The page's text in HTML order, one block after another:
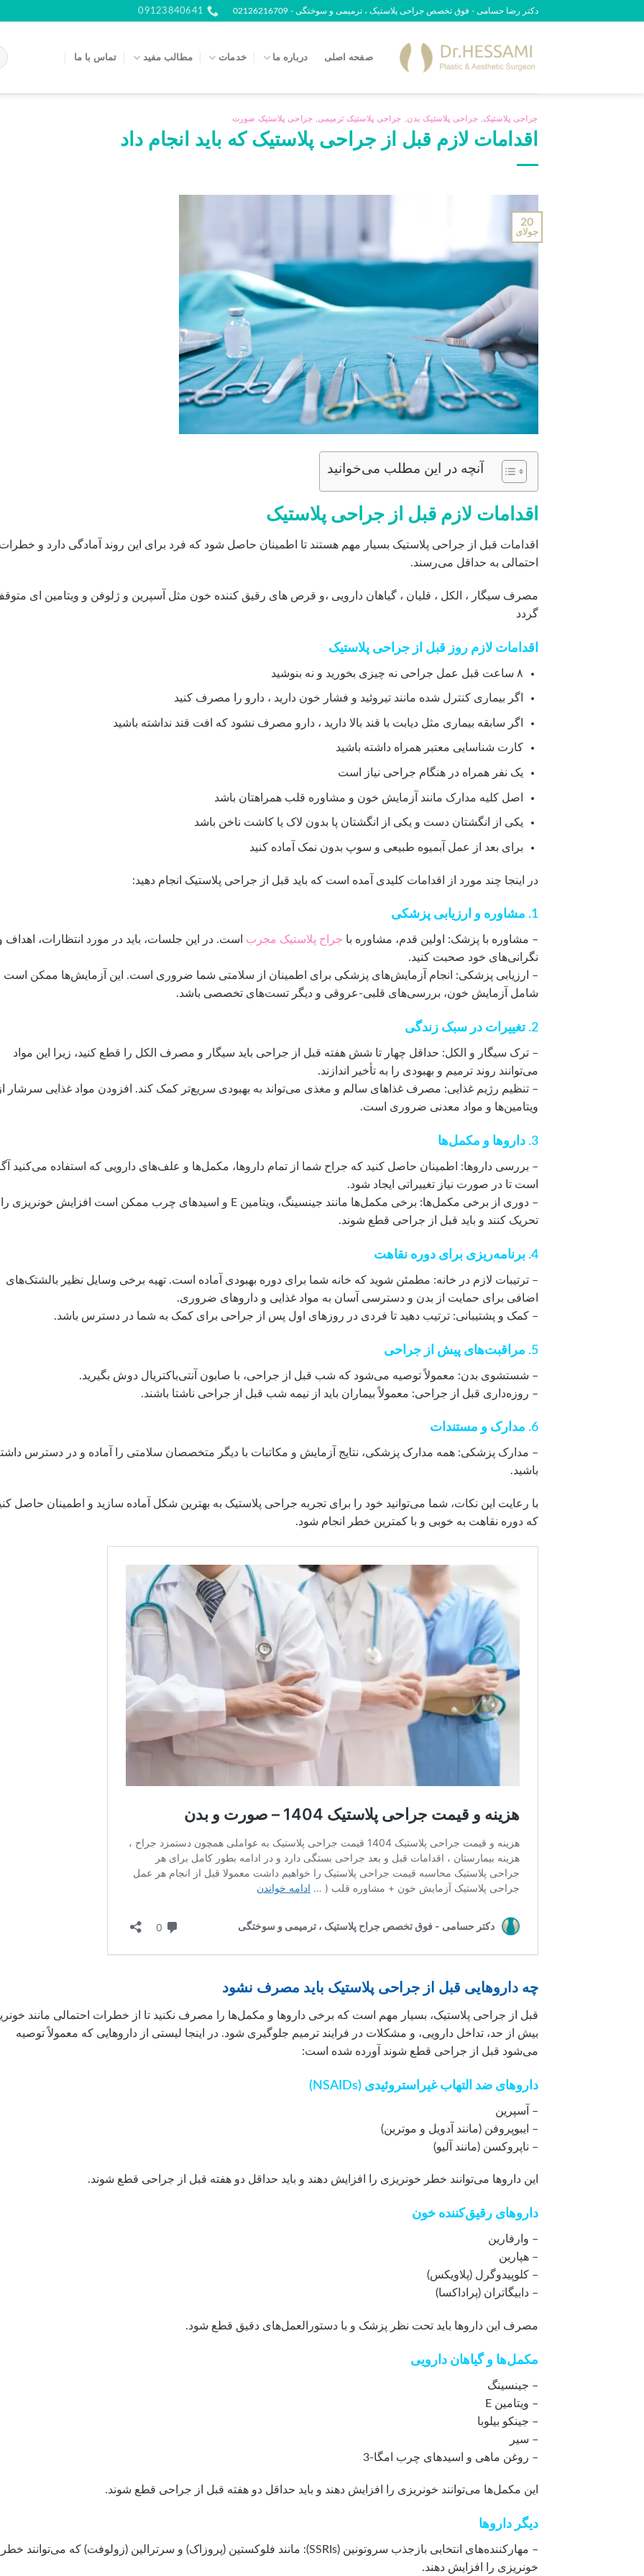
دکتر رضا حسامی - فوق تخصص جراحی پلاستیک ، ترمیمی و سوختگی - 02126216709 09123840641
صفحه اصلی درباره ما خدمات مطالب مفید تماس با ما
جراحی پلاستیک جراحی پلاستیک بدن جراحی پلاستیک ترمیمی جراحی پلاستیک صورت
اقدامات لازم قبل از جراحی پلاستیک که باید انجام داد
20
جولای
آنچه در این مطلب می‌خوانید
اقدامات لازم قبل از جراحی پلاستیک
اقدامات قبل از جراحی پلاستیک بسیار مهم هستند تا اطمینان حاصل شود که فرد برای این روند آمادگی دارد و
احتمالی به حداقل می‌رسند.
مصرف سیگار ، الکل ، قلیان ، گیاهان دارویی ،و قرص های رقیق کننده خون مثل آسپرین و ژلوفن و ویتامین ای
گردد
اقدامات لازم روز قبل از جراحی پلاستیک
۸ ساعت قبل عمل جراحی نه چیزی بخورید و نه بنوشید
اگر بیماری کنترل شده مانند تیروئید و فشار خون دارید ، دارو را مصرف کنید
اگر سابقه بیماری مثل دیابت با قند بالا دارید ، دارو مصرف نشود که افت قند نداشته باشید
کارت شناسایی معتبر همراه داشته باشید
یک نفر همراه در هنگام جراحی نیاز است
اصل کلیه مدارک مانند آزمایش خون و مشاوره قلب همراهتان باشد
یکی از انگشتان دست و یکی از انگشتان پا بدون لاک یا کاشت ناخن باشد
برای بعد از عمل آبمیوه طبیعی و سوپ بدون نمک آماده کنید
در اینجا چند مورد از اقدامات کلیدی آمده است که باید قبل از جراحی پلاستیک انجام دهید:
1. مشاوره و ارزیابی پزشکی
– مشاوره با پزشک: اولین قدم، مشاوره با جراح پلاستیک مجرب است. در این جلسات، باید در مورد انتظارات، اهداف
نگرانی‌های خود صحبت کنید.
– ارزیابی پزشکی: انجام آزمایش‌های پزشکی برای اطمینان از سلامتی شما ضروری است. این آزمایش‌ها ممکن است
شامل آزمایش خون، بررسی‌های قلبی-عروقی و دیگر تست‌های تخصصی باشد.
2. تغییرات در سبک زندگی
– ترک سیگار و الکل: حداقل چهار تا شش هفته قبل از جراحی باید سیگار و مصرف الکل را قطع کنید، زیرا این مواد
می‌توانند روند ترمیم و بهبودی را به تأخیر اندازند.
– تنظیم رژیم غذایی: مصرف غذاهای سالم و مغذی می‌تواند به بهبودی سریع‌تر کمک کند. افزودن مواد غذایی سرشار
ویتامین‌ها و مواد معدنی ضروری است.
3. داروها و مکمل‌ها
– بررسی داروها: اطمینان حاصل کنید که جراح شما از تمام داروها، مکمل‌ها و علف‌های دارویی که استفاده می‌کنید
است تا در صورت نیاز تغییراتی ایجاد شود.
– دوری از برخی مکمل‌ها: برخی مکمل‌ها مانند جینسینگ، ویتامین E و اسیدهای چرب ممکن است افزایش خونریزی را
تحریک کنند و باید قبل از جراحی قطع شوند.
4. برنامه‌ریزی برای دوره نقاهت
– ترتیبات لازم در خانه: مطمئن شوید که خانه شما برای دوره بهبودی آماده است. تهیه برخی وسایل نظیر بالشتک‌های
اضافی برای حمایت از بدن و دسترسی آسان به مواد غذایی و داروهای ضروری.
– کمک و پشتیبانی: ترتیب دهید تا فردی در روزهای اول پس از جراحی برای کمک به شما در دسترس باشد.
5. مراقبت‌های پیش از جراحی
– شستشوی بدن: معمولاً توصیه می‌شود که شب قبل از جراحی، با صابون آنتی‌باکتریال دوش بگیرید.
– روزه‌داری قبل از جراحی: معمولاً بیماران باید از نیمه شب قبل از جراحی ناشتا باشند.
6. مدارک و مستندات
– مدارک پزشکی: همه مدارک پزشکی، نتایج آزمایش و مکاتبات با دیگر متخصصان سلامتی را آماده و در دسترس
باشید.
با رعایت این نکات، شما می‌توانید خود را برای تجربه جراحی پلاستیک به بهترین شکل آماده سازید و اطمینان حاصل
که دوره نقاهت به خوبی و با کمترین خطر انجام شود.
چه داروهایی قبل از جراحی پلاستیک باید مصرف نشود
قبل از جراحی پلاستیک، بسیار مهم است که برخی داروها و مکمل‌ها را مصرف نکنید تا از خطرات احتمالی مانند
بیش از حد، تداخل دارویی، و مشکلات در فرایند ترمیم جلوگیری شود. در اینجا لیستی از داروهایی که معمولاً توصیه
می‌شود قبل از جراحی قطع شوند آورده شده است:
داروهای ضد التهاب غیراستروئیدی (NSAIDs)
– آسپرین
– ایبوپروفن (مانند آدویل و موترین)
– ناپروکسن (مانند آلیو)
این داروها می‌توانند خطر خونریزی را افزایش دهند و باید حداقل دو هفته قبل از جراحی قطع شوند.
داروهای رقیق‌کننده خون
– وارفارین
– هپارین
– کلوپیدوگرل (پلاویکس)
– دابیگاتران (پراداکسا)
مصرف این داروها باید تحت نظر پزشک و با دستورالعمل‌های دقیق قطع شود.
مکمل‌ها و گیاهان دارویی
– جینسینگ
– ویتامین E
– جینکو بیلوبا
– سیر
– روغن ماهی و اسیدهای چرب امگا-3
این مکمل‌ها می‌توانند خونریزی را افزایش دهند و باید حداقل دو هفته قبل از جراحی قطع شوند.
دیگر داروها
– مهارکننده‌های انتخابی بازجذب سروتونین (SSRIs): مانند فلوکستین (پروزاک) و سرترالین (زولوفت) که می‌توانند خطر
خونریزی را افزایش دهند.